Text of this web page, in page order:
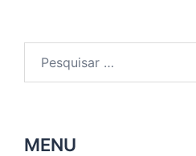
MENU